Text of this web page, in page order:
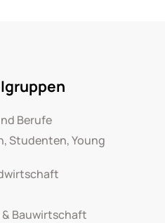
Berufe
Studenten, Young
Bauwirtschaft